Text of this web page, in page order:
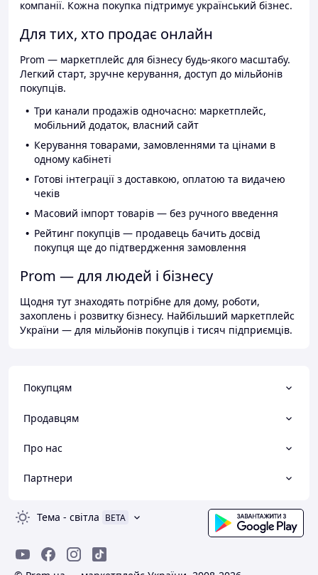
компанії. Кожна покупка підтримує український бізнес.
Для тих, хто продає онлайн
Prom — маркетплейс для бізнесу будь-якого масштабу.
Легкий старт, зручне керування, доступ до мільйонів
покупців.
Три канали продажів одночасно: маркетплейс,
мобільний додаток, власний сайт
Керування товарами, замовленнями та цінами в
одному кабінеті
Готові інтеграції з доставкою, оплатою та видачею
чеків
Масовий імпорт товарів — без ручного введення
Рейтинг покупців — продавець бачить досвід
покупця ще до підтвердження замовлення
Prom — для людей і бізнесу
Щодня тут знаходять потрібне для дому, роботи,
захоплень і розвитку бізнесу. Найбільший маркетплейс
України — для мільйонів покупців і тисяч підприємців.
Покупцям
Продавцям
Про нас
Партнери
Тема - світла BETA